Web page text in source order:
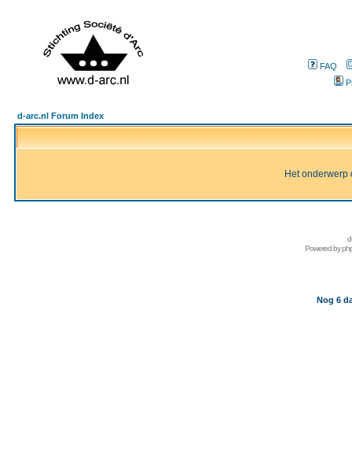
FAQ
d-arc.nl Forum Index
Het onderwerp
Powered by
Nog 6